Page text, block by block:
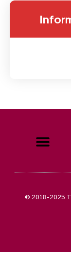
© 2018-2025